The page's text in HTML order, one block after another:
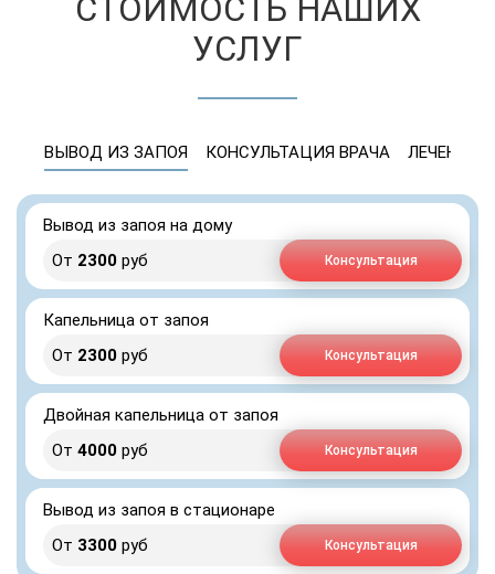
СТОИМОСТЬ НАШИХ
УСЛУГ
ВЫВОД ИЗ ЗАПОЯ КОНСУЛЬТАЦИЯ ВРАЧА ЛЕЧЕНИЕ
Вывод из запоя на дому
От 2300 руб Консультация
Капельница от запоя
От 2300 руб Консультация
Двойная капельница от запоя
От 4000 руб Консультация
Вывод из запоя в стационаре
От 3300 руб Консультация